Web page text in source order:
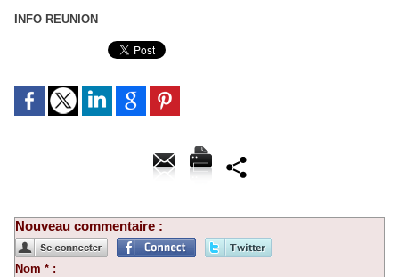
INFO REUNION
Nouveau commentaire :
Nom * :